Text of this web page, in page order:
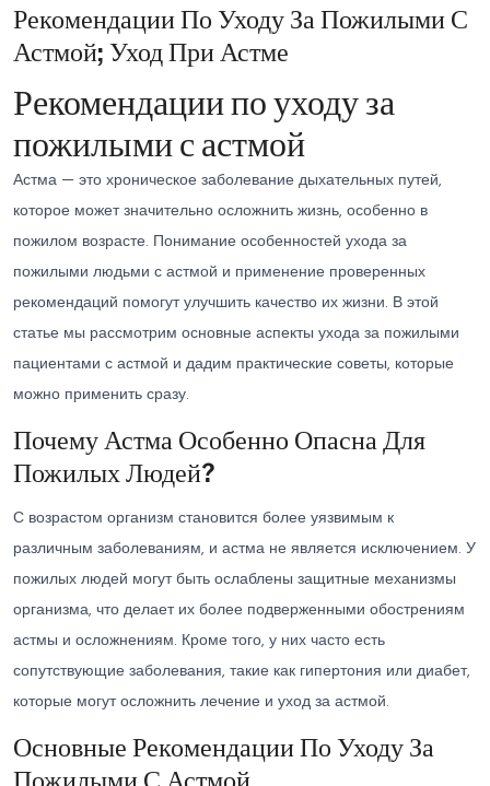
Рекомендации По Уходу За Пожилыми С
Астмой; Уход При Астме
Рекомендации по уходу за
пожилыми с астмой
Астма — это хроническое заболевание дыхательных путей,
которое может значительно осложнить жизнь, особенно в
пожилом возрасте. Понимание особенностей ухода за
пожилыми людьми с астмой и применение проверенных
рекомендаций помогут улучшить качество их жизни. В этой
статье мы рассмотрим основные аспекты ухода за пожилыми
пациентами с астмой и дадим практические советы, которые
можно применить сразу.
Почему Астма Особенно Опасна Для
Пожилых Людей?
С возрастом организм становится более уязвимым к
различным заболеваниям, и астма не является исключением. У
пожилых людей могут быть ослаблены защитные механизмы
организма, что делает их более подверженными обострениям
астмы и осложнениям. Кроме того, у них часто есть
сопутствующие заболевания, такие как гипертония или диабет,
которые могут осложнить лечение и уход за астмой.
Основные Рекомендации По Уходу За